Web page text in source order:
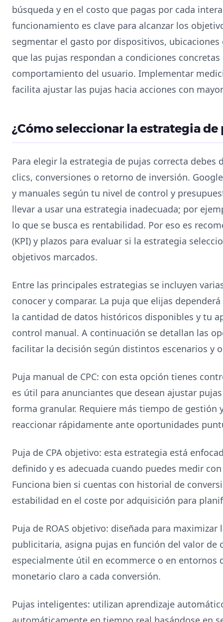
búsqueda y en el costo que pagas por cada
funcionamiento es clave para alcanzar los
segmentar el gasto por dispositivos,
que las pujas respondan a condiciones
comportamiento del usuario. Implementar
facilita ajustar las pujas hacia acciones con
¿Cómo seleccionar la estrategia de
Para elegir la estrategia de pujas correcta
clics, conversiones o retorno de inversión.
y manuales según tu nivel de control y
llevar a usar una estrategia inadecuada; por
lo que se busca es rentabilidad. Por eso es
(KPI) y plazos para evaluar si la estrategia
objetivos marcados.
Entre las principales estrategias se incluyen
conocer y comparar. La puja que elijas
la cantidad de datos históricos disponibles y tu
control manual. A continuación se detallan las
facilitar la decisión según distintos escenarios y
Puja manual de CPC: con esta opción tienes
es útil para anunciantes que desean ajustar
forma granular. Requiere más tiempo de
reaccionar rápidamente ante oportunidades
Puja de CPA objetivo: esta estrategia está
definido y es adecuada cuando puedes medir
Funciona bien si cuentas con historial de
estabilidad en el coste por adquisición para
Puja de ROAS objetivo: diseñada para
publicitaria, asigna pujas en función del valor de
especialmente útil en ecommerce o en entornos
monetario claro a cada conversión.
Pujas inteligentes: utilizan aprendizaje